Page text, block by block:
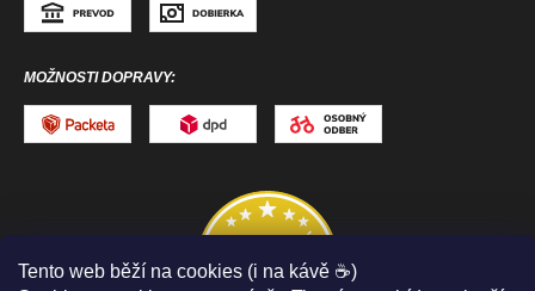
Tento web běží na cookies (i na kávě ☕)
MOŽNOSTI DOPRAVY: